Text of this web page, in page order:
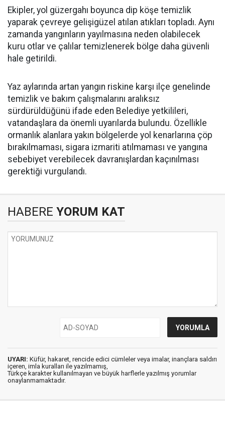
Ekipler, yol güzergahı boyunca dip köşe temizlik
yaparak çevreye gelişigüzel atılan atıkları topladı. Aynı
zamanda yangınların yayılmasına neden olabilecek
kuru otlar ve çalılar temizlenerek bölge daha güvenli
hale getirildi.
Yaz aylarında artan yangın riskine karşı ilçe genelinde
temizlik ve bakım çalışmalarını aralıksız
sürdürüldüğünü ifade eden Belediye yetkilileri,
vatandaşlara da önemli uyarılarda bulundu. Özellikle
ormanlık alanlara yakın bölgelerde yol kenarlarına çöp
bırakılmaması, sigara izmariti atılmaması ve yangına
sebebiyet verebilecek davranışlardan kaçınılması
gerektiği vurgulandı.
HABERE YORUM KAT
UYARI: Küfür, hakaret, rencide edici cümleler veya imalar, inançlara saldırı
içeren, imla kuralları ile yazılmamış,
Türkçe karakter kullanılmayan ve büyük harflerle yazılmış yorumlar
onaylanmamaktadır.